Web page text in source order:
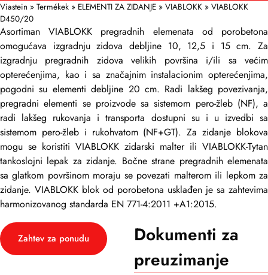
Viastein » Termékek » ELEMENTI ZA ZIDANJE » VIABLOKK » VIABLOKK
D450/20
Asortiman VIABLOKK pregradnih elemenata od porobetona
omogućava izgradnju zidova debljine 10, 12,5 i 15 cm. Za
izgradnju pregradnih zidova velikih površina i/ili sa većim
opterećenjima, kao i sa značajnim instalacionim opterećenjima,
pogodni su elementi debljine 20 cm. Radi lakšeg povezivanja,
pregradni elementi se proizvode sa sistemom pero-žleb (NF), a
radi lakšeg rukovanja i transporta dostupni su i u izvedbi sa
sistemom pero-žleb i rukohvatom (NF+GT). Za zidanje blokova
mogu se koristiti VIABLOKK zidarski malter ili VIABLOKK-Tytan
tankoslojni lepak za zidanje. Bočne strane pregradnih elemenata
sa glatkom površinom moraju se povezati malterom ili lepkom za
zidanje. VIABLOKK blok od porobetona usklađen je sa zahtevima
harmonizovanog standarda EN 771-4:2011 +A1:2015.
Zahtev za ponudu
Dokumenti za
preuzimanje